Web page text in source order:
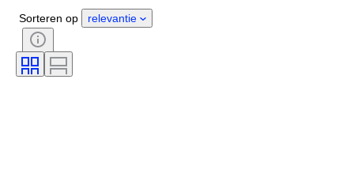
Geslacht
Conditie
Certificaat
Oplage
Horloge uurwerk
Sorteren op relevantie